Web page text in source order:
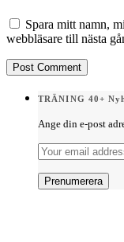
Spara mitt namn,
webbläsare till nästa
TRÄNING 40+
Ange din e-post